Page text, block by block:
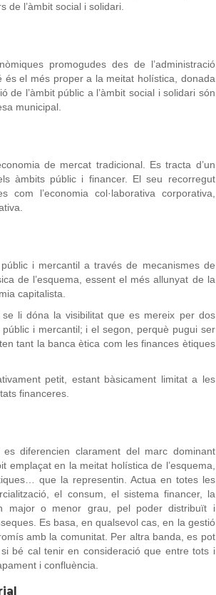
de l’àmbit social i solidari.
promogudes des de l’administració
és el més proper a la meitat holística, donada
de l’àmbit públic a l’àmbit social i solidari són
municipal.
de mercat tradicional. Es tracta d’un
àmbits públic i financer. El seu recorregut
com l’economia col·laborativa corporativa,
i mercantil a través de mecanismes de
de l’esquema, essent el més allunyat de la
capitalista.
li dóna la visibilitat que es mereix per dos
i mercantil; i el segon, perquè pugui ser
tant la banca ètica com les finances ètiques
petit, estant bàsicament limitat a les
financeres.
diferencien clarament del marc dominant
emplaçat en la meitat holística de l’esquema,
que la representin. Actua en totes les
el consum, el sistema financer, la
major o menor grau, pel poder distribuït i
Es basa, en qualsevol cas, en la gestió
amb la comunitat. Per altra banda, es pot
bé cal tenir en consideració que entre tots i
i confluència.